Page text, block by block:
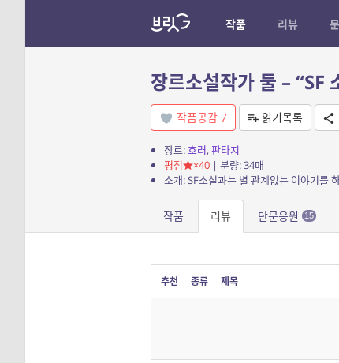
작품 리뷰
장르소설작가 둘 – “SF
작품공감 7 읽기목록
장르:호러, 판타지
평점
×40| 분량: 34매
소개: SF소설과는 별 관계없는 이야기를
작품 리뷰 단문응원 15
추천 종류 제목